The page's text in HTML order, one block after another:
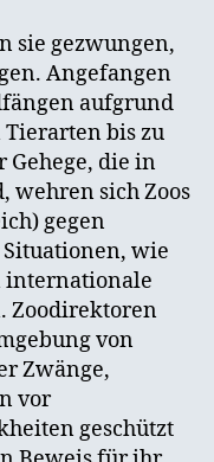
sie gezwungen,
Angefangen
aufgrund
bis zu
die in
wehren sich Zoos
gegen
wie
internationale
Zoodirektoren
von
Zwänge,
vor
geschützt